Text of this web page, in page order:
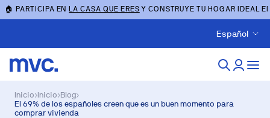
🏠 PARTICIPA ENLA CASA QUE ERES Y CONSTRUYE TU HOGAR IDEAL
Español
Inicio›Inicio›Blog›
El 69% de los españoles creen que es un buen momento para
comprar vivienda